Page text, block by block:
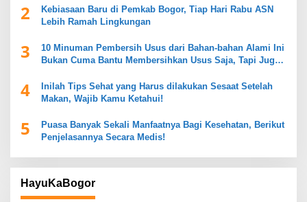
2
Kebiasaan Baru di Pemkab Bogor, Tiap Hari Rabu ASN
Lebih Ramah Lingkungan
3
10 Minuman Pembersih Usus dari Bahan-bahan Alami Ini
Bukan Cuma Bantu Membersihkan Usus Saja, Tapi Juga
4
Inilah Tips Sehat yang Harus dilakukan Sesaat Setelah
Makan, Wajib Kamu Ketahui!
5
Puasa Banyak Sekali Manfaatnya Bagi Kesehatan, Berikut
Penjelasannya Secara Medis!
HayuKaBogor